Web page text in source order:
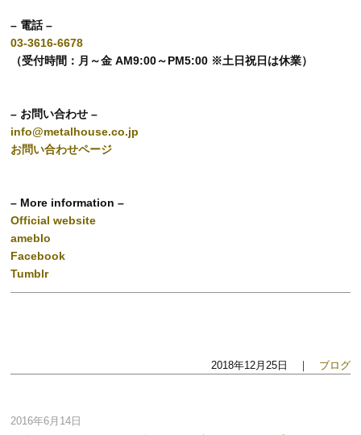
– 電話 –
03-3616-6678
（受付時間：月～金 AM9:00～PM5:00 ※土日祝日は休業）
– お問い合わせ –
info@metalhouse.co.jp
お問い合わせページ
– More information –
Official website
ameblo
Facebook
Tumblr
2018年12月25日 ｜ ブログ
2016年6月14日